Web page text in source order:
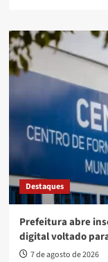
Destaques
Prefeitura abre
digital voltado
7 de agosto de 2026